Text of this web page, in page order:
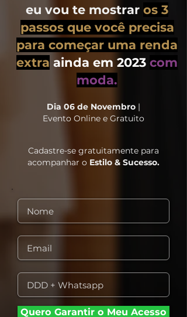
eu vou te mostrar os 3
passos que você precisa
para começar uma renda
extra ainda em 2023 com
moda.
Dia 06 de Novembro|
Evento Online e Gratuito
Cadastre-se gratuitamente para
acompanhar o Estilo & Sucesso.
Quero Garantir o Meu Acesso